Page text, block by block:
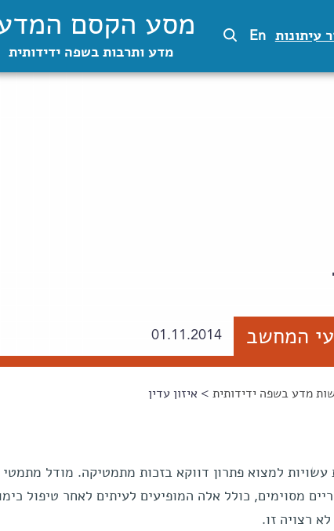
עיתונות En מסע הקסם
מדע ותרבות בשפה ידידותית
המחשב 01.11.2014
מדע בשפה ידידותית > איזון עדין
עשויות למצוא פתרון דווקא בזכות מתמטיקה. מודל
מסוימים, כולל אלה המופיעים לעיתים לאחר טיפול
רצויה זו.